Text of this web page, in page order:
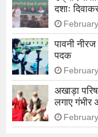
दशाः
पावनी
पदक
अखाड़ा
लगाए गंभीर